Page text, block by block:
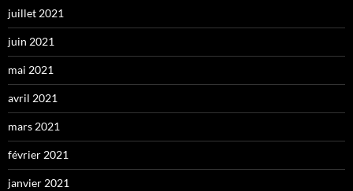
juillet 2021
juin 2021
mai 2021
avril 2021
mars 2021
février 2021
janvier 2021